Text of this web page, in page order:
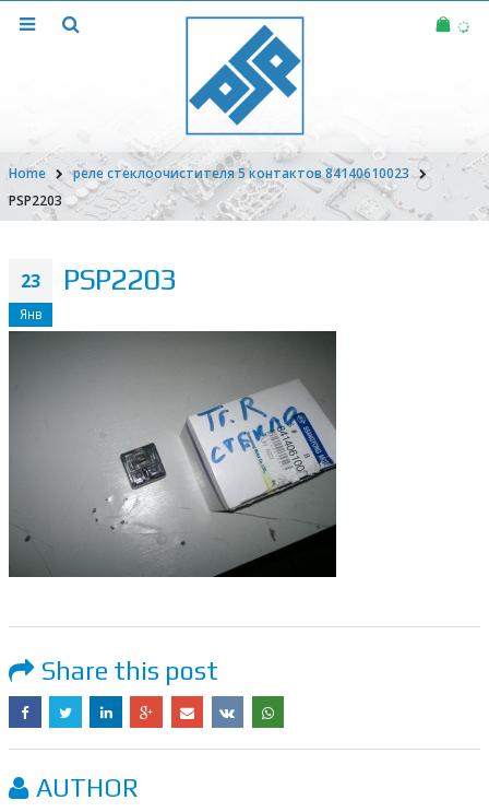
Home
реле стеклоочистителя 5 контактов 84140610023
PSP2203
23
Янв
PSP2203
Share this post
AUTHOR